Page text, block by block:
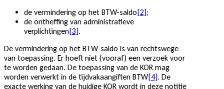
de vermindering op het BTW-saldo[2];
de ontheffing van administratieve
verplichtingen[3].
De vermindering op het BTW-saldo is van rechtswege
van toepassing. Er hoeft niet (vooraf) een verzoek voor
te worden gedaan. De toepassing van de KOR mag
worden verwerkt in de tijdvakaangiften BTW[4]. De
exacte werking van de huidige KOR wordt in deze notitie